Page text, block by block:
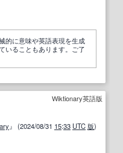
的に意味や英語表現を生成
いることもあります。ご了
Wiktionary英語版
』 (2024/08/31 15:33 UTC 版)